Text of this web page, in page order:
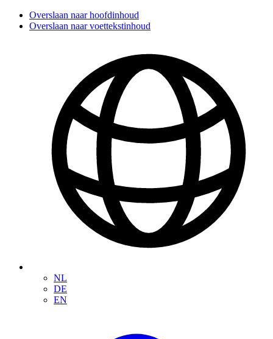
Overslaan naar hoofdinhoud
Overslaan naar voettekstinhoud
NL
DE
EN